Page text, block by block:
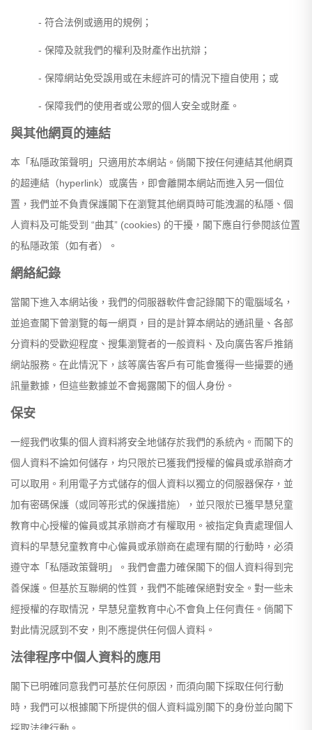
- 符合法例或適用的規例；
- 保障及就我們的權利及財產作出抗辯；
- 保障網站免受誤用或在未經許可的情況下擅自使用；或
- 保障我們的使用者或公眾的個人安全或財產。
與其他網頁的連結
本「私隱政策聲明」只適用於本網站。倘閣下按任何連結其他網頁
的超連結（hyperlink）或廣告，即會離開本網站而進入另一個位
置，我們並不負責保護閣下在瀏覽其他網頁時可能洩漏的私隱、個
人資料及可能受到 “曲其” (cookies) 的干擾，閣下應自行參閱該位置
的私隱政策（如有者）。
網絡紀錄
當閣下進入本網站後，我們的伺服器軟件會記錄閣下的電腦域名，
並追查閣下曾瀏覽的每一網頁，目的是計算本網站的通訊量、各部
分資料的受歡迎程度、搜集瀏覽者的一般資料、及向廣告客戶推銷
網站服務。在此情況下，該等廣告客戶有可能會獲得一些撮要的通
訊量數據，但這些數據並不會揭露閣下的個人身份。
保安
一經我們收集的個人資料將安全地儲存於我們的系統內。而閣下的
個人資料不論如何儲存，均只限於已獲我們授權的僱員或承辦商才
可以取用。利用電子方式儲存的個人資料以獨立的伺服器保存，並
加有密碼保護（或同等形式的保護措施），並只限於已獲早慧兒童
教育中心授權的僱員或其承辦商才有權取用。被指定負責處理個人
資料的早慧兒童教育中心僱員或承辦商在處理有關的行動時，必須
遵守本「私隱政策聲明」。我們會盡力確保閣下的個人資料得到完
善保護。但基於互聯網的性質，我們不能確保絕對安全。對一些未
經授權的存取情況，早慧兒童教育中心不會負上任何責任。倘閣下
對此情況感到不安，則不應提供任何個人資料。
法律程序中個人資料的應用
閣下已明確同意我們可基於任何原因，而須向閣下採取任何行動
時，我們可以根據閣下所提供的個人資料識別閣下的身份並向閣下